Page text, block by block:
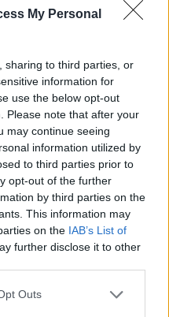
My Personal
sharing to third parties, or
information for
use the below opt-out
Please note that after your
may continue seeing
information utilized by
to third parties prior to
opt-out of the further
by third parties on the
This information may
on the IAB’s List of
further disclose it to other
Outs
Kijevet az éjszaka,
rakétaegységet
csapást
a támadásban